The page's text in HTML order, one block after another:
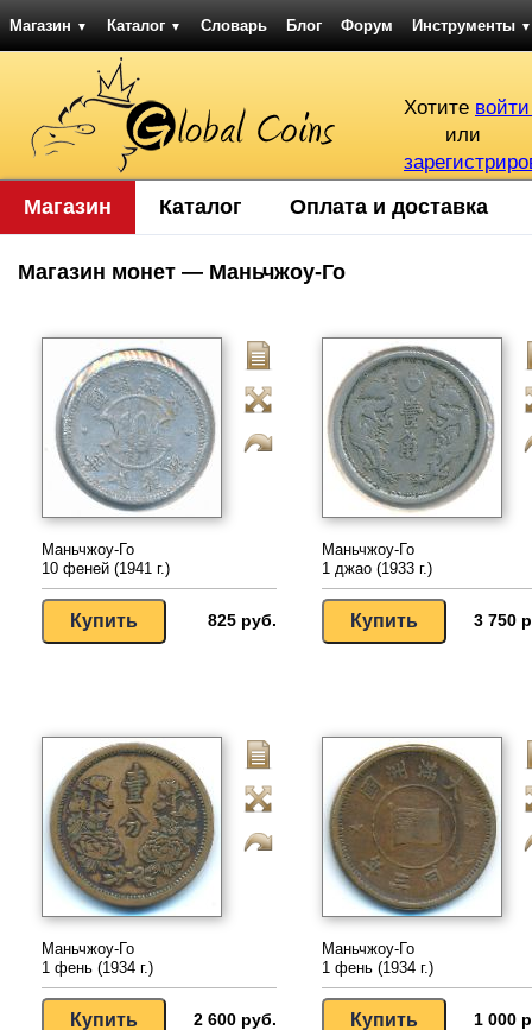
Магазин ▼ Каталог ▼ Словарь Блог Форум Инструменты ▼
Хотите
или
Магазин Каталог Оплата и доставка
Магазин монет — Маньчжоу-Го
Маньчжоу-Го
10 феней (1941 г.)
825 руб.
Маньчжоу-Го
1 джао (1933 г.)
3 750
Маньчжоу-Го
1 фень (1934 г.)
2 600 руб.
Маньчжоу-Го
1 фень (1934 г.)
1 000